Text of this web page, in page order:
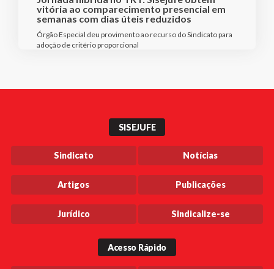
vitória ao comparecimento presencial em
semanas com dias úteis reduzidos
Órgão Especial deu provimento ao recurso do Sindicato para
adoção de critério proporcional
SISEJUFE
Sindicato Notícias
Artigos Publicações
Jurídico Sindicalize-se
Acesso Rápido